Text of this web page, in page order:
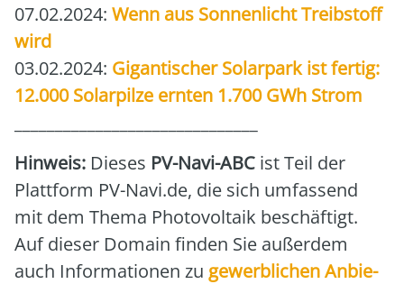
07.02.2024: Wenn aus Son­nen­licht Treib­stoff
wird
03.02.2024: Gigan­ti­scher Solar­park ist fer­tig:
12.000 Solar­pil­ze ern­ten 1.700 GWh Strom
Hin­weis: Die­ses PV-Navi-ABC ist Teil der
Platt­form PV-Navi.de, die sich umfas­send
mit dem The­ma Pho­to­vol­ta­ik beschäf­tigt.
Auf die­ser Domain fin­den Sie außer­dem
auch Infor­ma­tio­nen zu gewerb­li­chen Anbie­